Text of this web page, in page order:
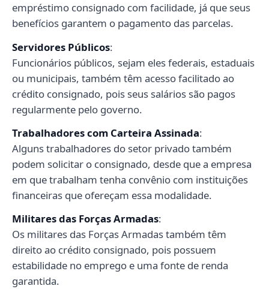
empréstimo consignado com facilidade, já que seus
benefícios garantem o pagamento das parcelas.
Servidores Públicos:
Funcionários públicos, sejam eles federais, estaduais
ou municipais, também têm acesso facilitado ao
crédito consignado, pois seus salários são pagos
regularmente pelo governo.
Trabalhadores com Carteira Assinada:
Alguns trabalhadores do setor privado também
podem solicitar o consignado, desde que a empresa
em que trabalham tenha convênio com instituições
financeiras que ofereçam essa modalidade.
Militares das Forças Armadas:
Os militares das Forças Armadas também têm
direito ao crédito consignado, pois possuem
estabilidade no emprego e uma fonte de renda
garantida.